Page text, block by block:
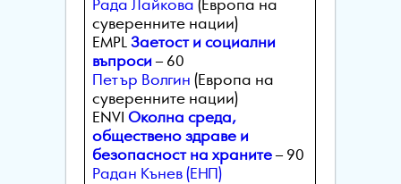
Рада Лайкова (Европа на
суверенните нации)
EMPLЗаетост и социални
въпроси – 60
Петър Волгин (Европа на
суверенните нации)
ENVIOколна среда,
обществено здраве и
безопасност на храните – 90
Радан Кънев (ЕНП)